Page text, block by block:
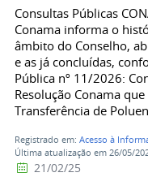
Consultas Públicas
Conama informa o
âmbito do Conselho,
e as já concluídas,
Pública nº 11/2026:
Resolução Conama
Transferência de
Registrado em: Acesso à
Última atualização em 26/05/
21/02/25